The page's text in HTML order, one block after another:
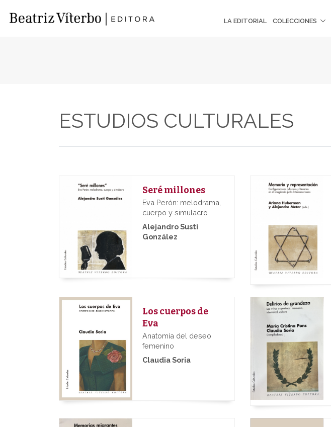
LA EDITORIAL COLECCIONES
ESTUDIOS CULTURALES
Seré millones
Eva Perón: melodrama,
cuerpo y simulacro
Alejandro Susti
González
Los cuerpos de
Eva
Anatomía del deseo
femenino
Claudia Soria